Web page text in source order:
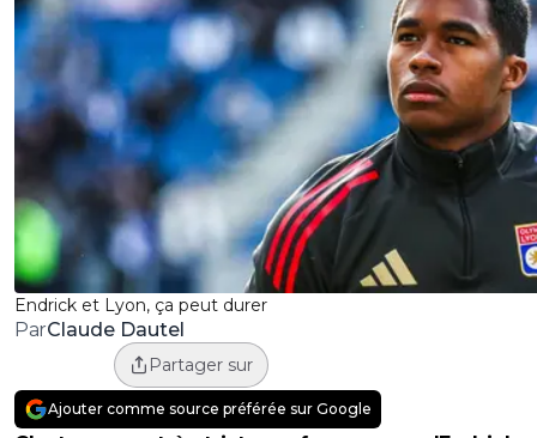
Endrick et Lyon, ça peut durer
ParClaude Dautel
Partager sur
Ajouter comme source préférée sur Google